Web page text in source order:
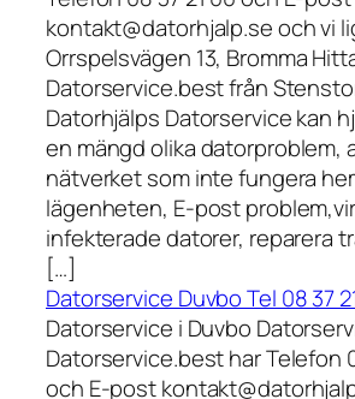
kontakt@datorhjalp.se och vi
Orrspelsvägen 13, Bromma
Datorservice.best från
Datorhjälps Datorservice kan
en mängd olika datorproblem,
nätverket som inte fungera
lägenheten, E-post
infekterade datorer, reparera
[…]
Datorservice Duvbo Tel 08 37
Datorservice i Duvbo
Datorservice.best har Telefon
och E-post